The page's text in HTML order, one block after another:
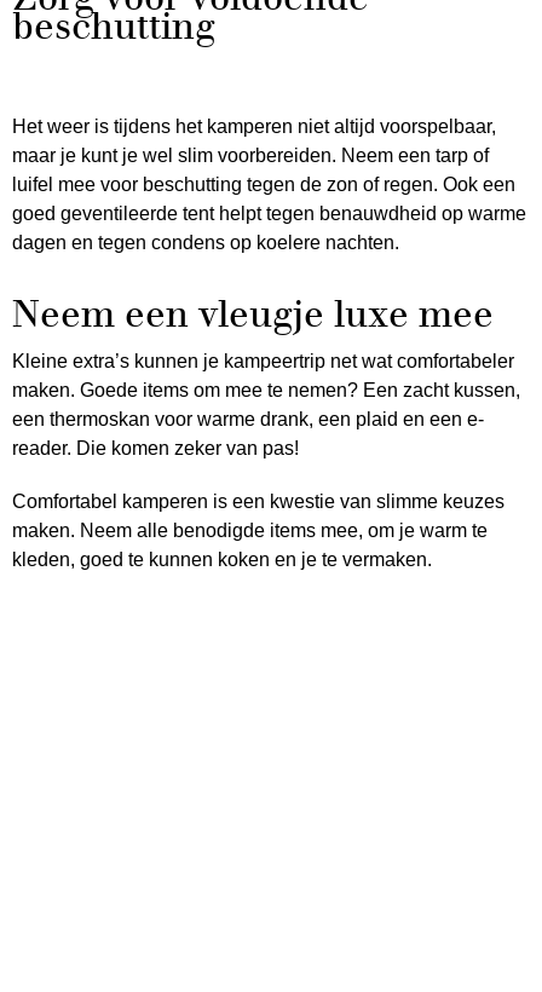
beschutting
Het weer is tijdens het kamperen niet altijd voorspelbaar,
maar je kunt je wel slim voorbereiden. Neem een tarp of
luifel mee voor beschutting tegen de zon of regen. Ook een
goed geventileerde tent helpt tegen benauwdheid op warme
dagen en tegen condens op koelere nachten.
Neem een vleugje luxe mee
Kleine extra’s kunnen je kampeertrip net wat comfortabeler
maken. Goede items om mee te nemen? Een zacht kussen,
een thermoskan voor warme drank, een plaid en een e-
reader. Die komen zeker van pas!
Comfortabel kamperen is een kwestie van slimme keuzes
maken. Neem alle benodigde items mee, om je warm te
kleden, goed te kunnen koken en je te vermaken.